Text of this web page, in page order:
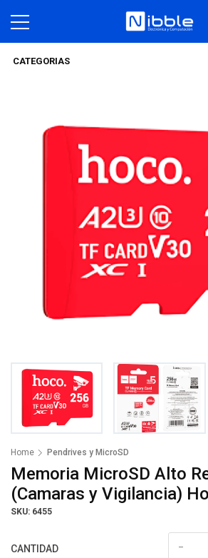
CATEGORIAS
Home Pendrives y MicroSD
Memoria MicroSD Alto
(Camaras y Vigilancia)
SKU: 6455
CANTIDAD -